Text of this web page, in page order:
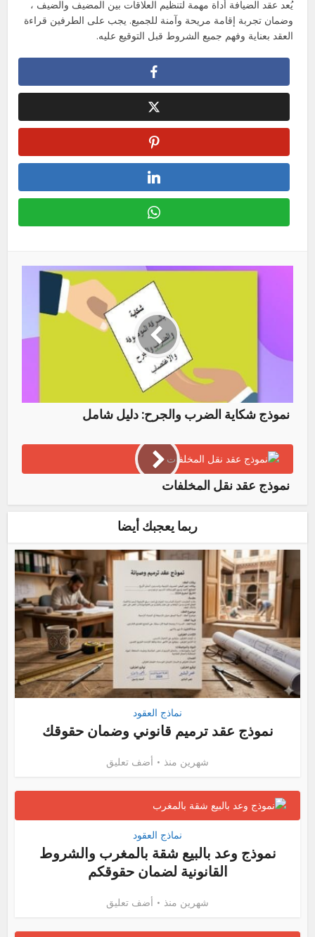
يُعد عقد الضيافة أداة مهمة لتنظيم العلاقات بين المضيف والضيف ،
وضمان تجربة إقامة مريحة وآمنة للجميع. يجب على الطرفين قراءة
العقد بعناية وفهم جميع الشروط قبل التوقيع عليه.
نموذج شكاية الضرب والجرح: دليل شامل
نموذج عقد نقل المخلفات
ربما يعجبك أيضا
نماذج العقود
نموذج عقد ترميم قانوني وضمان حقوقك
شهرين منذ أضف تعليق
نماذج العقود
نموذج وعد بالبيع شقة بالمغرب والشروط
القانونية لضمان حقوقكم
شهرين منذ أضف تعليق